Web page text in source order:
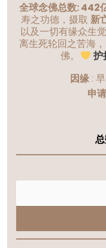
全球念佛总数: 442
寿之功德，摄取 新
以及一切有缘众生
离生死轮回之苦海
佛。
护
因缘:
申